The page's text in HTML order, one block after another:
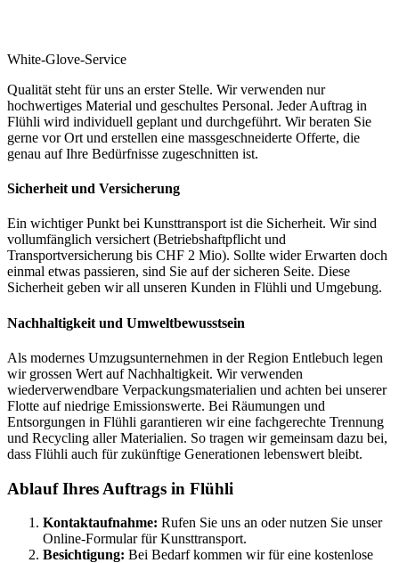
White-Glove-Service
Qualität steht für uns an erster Stelle. Wir verwenden nur
hochwertiges Material und geschultes Personal. Jeder Auftrag in
Flühli wird individuell geplant und durchgeführt. Wir beraten Sie
gerne vor Ort und erstellen eine massgeschneiderte Offerte, die
genau auf Ihre Bedürfnisse zugeschnitten ist.
Sicherheit und Versicherung
Ein wichtiger Punkt bei Kunsttransport ist die Sicherheit. Wir sind
vollumfänglich versichert (Betriebshaftpflicht und
Transportversicherung bis CHF 2 Mio). Sollte wider Erwarten doch
einmal etwas passieren, sind Sie auf der sicheren Seite. Diese
Sicherheit geben wir all unseren Kunden in Flühli und Umgebung.
Nachhaltigkeit und Umweltbewusstsein
Als modernes Umzugsunternehmen in der Region Entlebuch legen
wir grossen Wert auf Nachhaltigkeit. Wir verwenden
wiederverwendbare Verpackungsmaterialien und achten bei unserer
Flotte auf niedrige Emissionswerte. Bei Räumungen und
Entsorgungen in Flühli garantieren wir eine fachgerechte Trennung
und Recycling aller Materialien. So tragen wir gemeinsam dazu bei,
dass Flühli auch für zukünftige Generationen lebenswert bleibt.
Ablauf Ihres Auftrags in Flühli
Kontaktaufnahme: Rufen Sie uns an oder nutzen Sie unser
Online-Formular für Kunsttransport.
Besichtigung: Bei Bedarf kommen wir für eine kostenlose